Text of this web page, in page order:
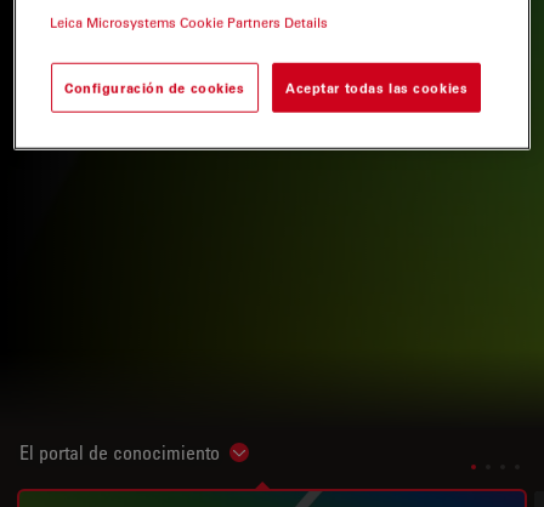
El portal de conocimiento Show subnavigation
Leica Microsystems Cookie Partners Details
Configuración de cookies Aceptar todas las cookies